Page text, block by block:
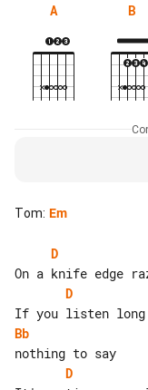
A B
Tom: Em
D
D
Bb
D